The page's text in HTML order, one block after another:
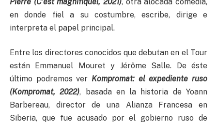
en donde fiel a su costumbre, escribe, dirige e
interpreta el papel principal.
Entre los directores conocidos que debutan en el Tour
están Emmanuel Mouret y Jérôme Salle. De éste
último podremos ver Kompromat: el expediente ruso
(Kompromat, 2022), basada en la historia de Yoann
Barbereau, director de una Alianza Francesa en
Siberia, que fue acusado por el gobierno ruso de